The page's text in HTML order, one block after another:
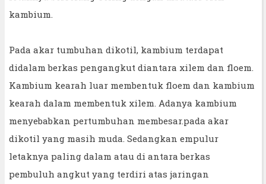
kambium.
Pada akar tumbuhan dikotil, kambium terdapat
didalam berkas pengangkut diantara xilem dan floem.
Kambium kearah luar membentuk floem dan kambium
kearah dalam membentuk xilem. Adanya kambium
menyebabkan pertumbuhan membesar.pada akar
dikotil yang masih muda. Sedangkan empulur
letaknya paling dalam atau di antara berkas
pembuluh angkut yang terdiri atas jaringan